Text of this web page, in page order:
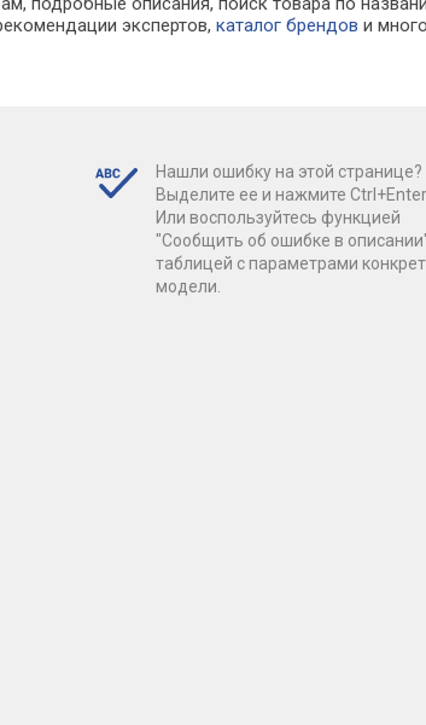
экспертов,каталог брендов и
Нашли ошибку на этой странице?
Выделите ее и нажмите Ctrl+Enter.
Или воспользуйтесь функцией
"Сообщить об ошибке в
таблицей с параметрами
модели.